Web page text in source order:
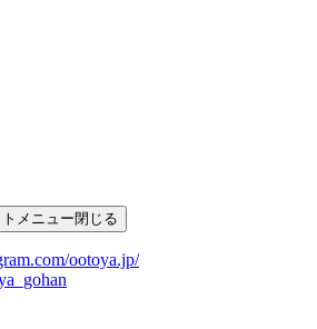
メニュー閉じる
ootoya.jp/